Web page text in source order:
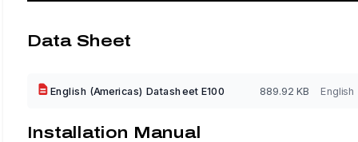
Data Sheet
English (Americas) Datasheet E100 889.92 KB English
Installation Manual